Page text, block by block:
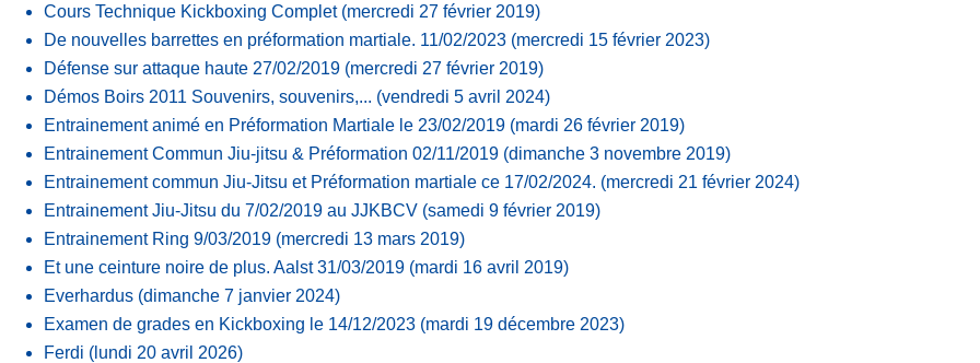
Cours Technique Kickboxing Complet (mercredi 27 février 2019)
De nouvelles barrettes en préformation martiale. 11/02/2023 (mercredi 15 février 2023)
Défense sur attaque haute 27/02/2019 (mercredi 27 février 2019)
Démos Boirs 2011 Souvenirs, souvenirs,... (vendredi 5 avril 2024)
Entrainement animé en Préformation Martiale le 23/02/2019 (mardi 26 février 2019)
Entrainement Commun Jiu-jitsu & Préformation 02/11/2019 (dimanche 3 novembre 2019)
Entrainement commun Jiu-Jitsu et Préformation martiale ce 17/02/2024. (mercredi 21 février 2024)
Entrainement Jiu-Jitsu du 7/02/2019 au JJKBCV (samedi 9 février 2019)
Entrainement Ring 9/03/2019 (mercredi 13 mars 2019)
Et une ceinture noire de plus. Aalst 31/03/2019 (mardi 16 avril 2019)
Everhardus (dimanche 7 janvier 2024)
Examen de grades en Kickboxing le 14/12/2023 (mardi 19 décembre 2023)
Ferdi (lundi 20 avril 2026)